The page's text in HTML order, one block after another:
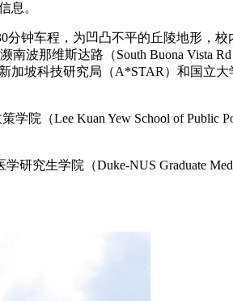
息。
分钟车程，为凹凸不平的丘陵地形，
波那维斯达路（South Buona Vista
加坡科技研究局（A*STAR）和国立大
院（Lee Kuan Yew School of Public
研究生学院（Duke-NUS Graduate